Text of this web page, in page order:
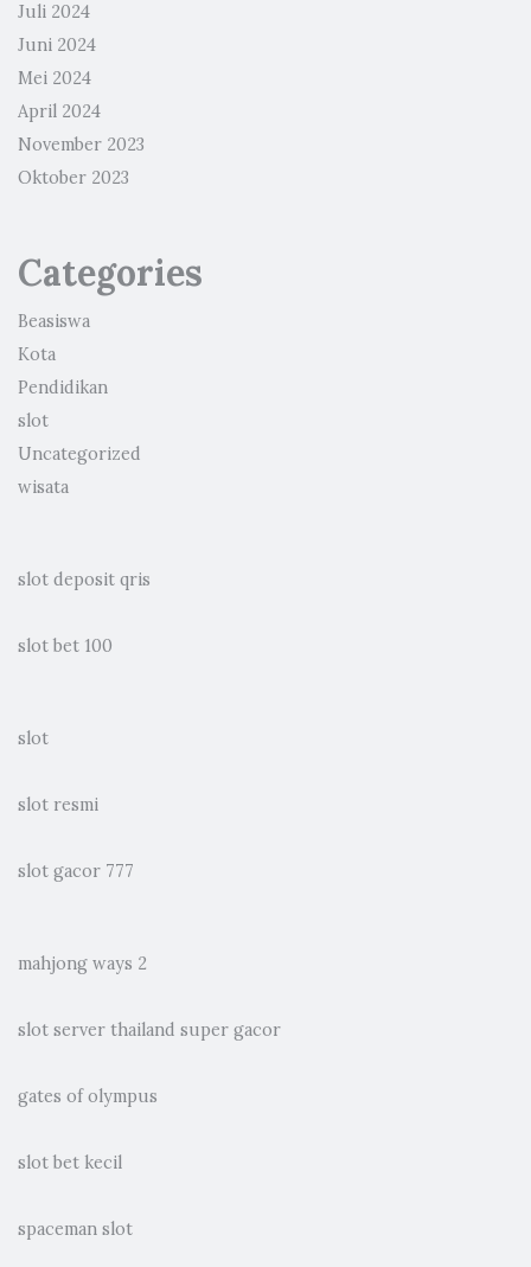
Juli 2024
Juni 2024
Mei 2024
April 2024
November 2023
Oktober 2023
Categories
Beasiswa
Kota
Pendidikan
slot
Uncategorized
wisata
slot deposit qris
slot bet 100
slot
slot resmi
slot gacor 777
mahjong ways 2
slot server thailand super gacor
gates of olympus
slot bet kecil
spaceman slot